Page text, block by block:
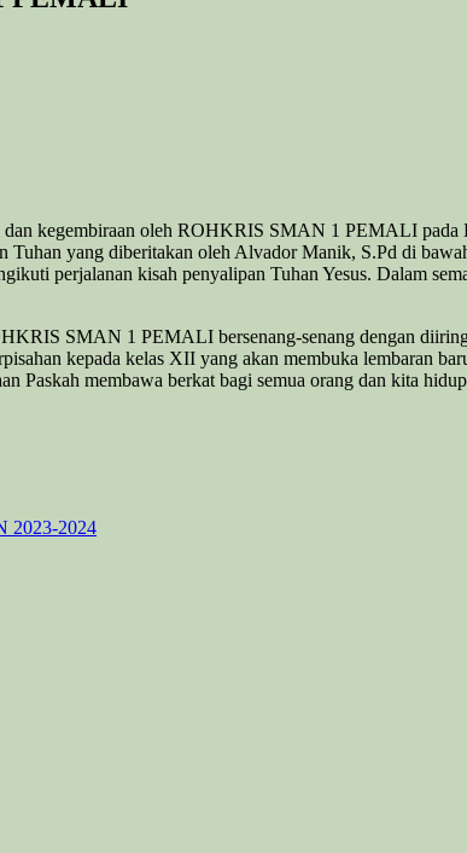
dan kegembiraan oleh ROHKRIS SMAN 1 PEMALI pada
yang diberitakan oleh Alvador Manik, S.Pd di
perjalanan kisah penyalipan Tuhan Yesus. Dalam
SMAN 1 PEMALI bersenang-senang dengan
kepada kelas XII yang akan membuka lembaran
Paskah membawa berkat bagi semua orang dan kita
2024